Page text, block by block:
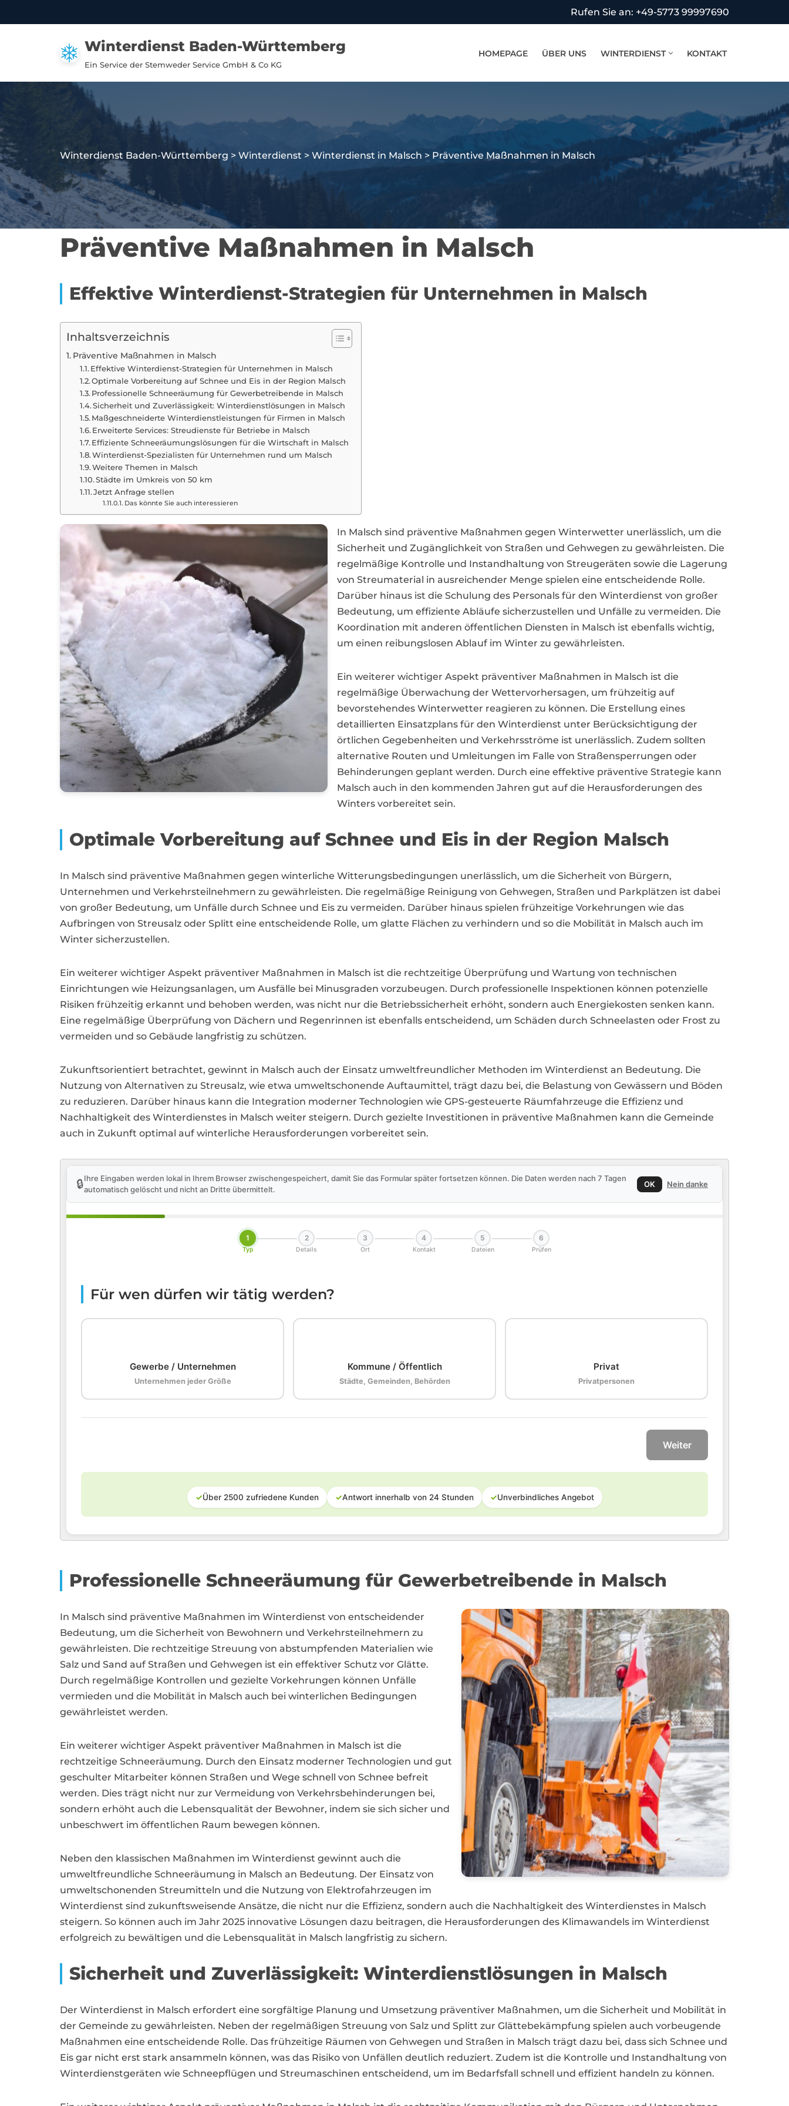
Rufen Sie an: +49-5773 99997690
Winterdienst Baden-Württemberg
Ein Service der Stemweder Service GmbH & Co KG
HOMEPAGE ÜBER UNS WINTERDIENST KONTAKT
Winterdienst Baden-Württemberg > Winterdienst > Winterdienst in Malsch > Präventive Maßnahmen in Malsch
Präventive Maßnahmen in Malsch
Effektive Winterdienst-Strategien für Unternehmen in Malsch
Inhaltsverzeichnis
Präventive Maßnahmen in Malsch
Effektive Winterdienst-Strategien für Unternehmen in Malsch
Optimale Vorbereitung auf Schnee und Eis in der Region Malsch
Professionelle Schneeräumung für Gewerbetreibende in Malsch
Sicherheit und Zuverlässigkeit: Winterdienstlösungen in Malsch
Maßgeschneiderte Winterdienstleistungen für Firmen in Malsch
Erweiterte Services: Streudienste für Betriebe in Malsch
Effiziente Schneeräumungslösungen für die Wirtschaft in Malsch
Winterdienst-Spezialisten für Unternehmen rund um Malsch
Weitere Themen in Malsch
Städte im Umkreis von 50 km
Jetzt Anfrage stellen
Das könnte Sie auch interessieren
In Malsch sind präventive Maßnahmen gegen Winterwetter unerlässlich, um die
Sicherheit und Zugänglichkeit von Straßen und Gehwegen zu gewährleisten. Die
regelmäßige Kontrolle und Instandhaltung von Streugeräten sowie die Lagerung
von Streumaterial in ausreichender Menge spielen eine entscheidende Rolle.
Darüber hinaus ist die Schulung des Personals für den Winterdienst von großer
Bedeutung, um effiziente Abläufe sicherzustellen und Unfälle zu vermeiden. Die
Koordination mit anderen öffentlichen Diensten in Malsch ist ebenfalls wichtig,
um einen reibungslosen Ablauf im Winter zu gewährleisten.
Ein weiterer wichtiger Aspekt präventiver Maßnahmen in Malsch ist die
regelmäßige Überwachung der Wettervorhersagen, um frühzeitig auf
bevorstehendes Winterwetter reagieren zu können. Die Erstellung eines
detaillierten Einsatzplans für den Winterdienst unter Berücksichtigung der
örtlichen Gegebenheiten und Verkehrsströme ist unerlässlich. Zudem sollten
alternative Routen und Umleitungen im Falle von Straßensperrungen oder
Behinderungen geplant werden. Durch eine effektive präventive Strategie kann
Malsch auch in den kommenden Jahren gut auf die Herausforderungen des
Winters vorbereitet sein.
Optimale Vorbereitung auf Schnee und Eis in der Region Malsch
In Malsch sind präventive Maßnahmen gegen winterliche Witterungsbedingungen unerlässlich, um die Sicherheit von Bürgern,
Unternehmen und Verkehrsteilnehmern zu gewährleisten. Die regelmäßige Reinigung von Gehwegen, Straßen und Parkplätzen ist dabei
von großer Bedeutung, um Unfälle durch Schnee und Eis zu vermeiden. Darüber hinaus spielen frühzeitige Vorkehrungen wie das
Aufbringen von Streusalz oder Splitt eine entscheidende Rolle, um glatte Flächen zu verhindern und so die Mobilität in Malsch auch im
Winter sicherzustellen.
Ein weiterer wichtiger Aspekt präventiver Maßnahmen in Malsch ist die rechtzeitige Überprüfung und Wartung von technischen
Einrichtungen wie Heizungsanlagen, um Ausfälle bei Minusgraden vorzubeugen. Durch professionelle Inspektionen können potenzielle
Risiken frühzeitig erkannt und behoben werden, was nicht nur die Betriebssicherheit erhöht, sondern auch Energiekosten senken kann.
Eine regelmäßige Überprüfung von Dächern und Regenrinnen ist ebenfalls entscheidend, um Schäden durch Schneelasten oder Frost zu
vermeiden und so Gebäude langfristig zu schützen.
Zukunftsorientiert betrachtet, gewinnt in Malsch auch der Einsatz umweltfreundlicher Methoden im Winterdienst an Bedeutung. Die
Nutzung von Alternativen zu Streusalz, wie etwa umweltschonende Auftaumittel, trägt dazu bei, die Belastung von Gewässern und Böden
zu reduzieren. Darüber hinaus kann die Integration moderner Technologien wie GPS-gesteuerte Räumfahrzeuge die Effizienz und
Nachhaltigkeit des Winterdienstes in Malsch weiter steigern. Durch gezielte Investitionen in präventive Maßnahmen kann die Gemeinde
auch in Zukunft optimal auf winterliche Herausforderungen vorbereitet sein.
🔒Ihre Eingaben werden lokal in Ihrem Browser zwischengespeichert, damit Sie das Formular später fortsetzen können. Die Daten werden nach 7 Tagen
automatisch gelöscht und nicht an Dritte übermittelt.
OK Nein danke
1
Typ
2
Details
3
Ort
4
Kontakt
5
Dateien
6
Prüfen
Für wen dürfen wir tätig werden?
Gewerbe / Unternehmen
Unternehmen jeder Größe
Kommune / Öffentlich
Städte, Gemeinden, Behörden
Privat
Privatpersonen
Weiter
✓Über 2500 zufriedene Kunden ✓Antwort innerhalb von 24 Stunden ✓Unverbindliches Angebot
Professionelle Schneeräumung für Gewerbetreibende in Malsch
In Malsch sind präventive Maßnahmen im Winterdienst von entscheidender
Bedeutung, um die Sicherheit von Bewohnern und Verkehrsteilnehmern zu
gewährleisten. Die rechtzeitige Streuung von abstumpfenden Materialien wie
Salz und Sand auf Straßen und Gehwegen ist ein effektiver Schutz vor Glätte.
Durch regelmäßige Kontrollen und gezielte Vorkehrungen können Unfälle
vermieden und die Mobilität in Malsch auch bei winterlichen Bedingungen
gewährleistet werden.
Ein weiterer wichtiger Aspekt präventiver Maßnahmen in Malsch ist die
rechtzeitige Schneeräumung. Durch den Einsatz moderner Technologien und gut
geschulter Mitarbeiter können Straßen und Wege schnell von Schnee befreit
werden. Dies trägt nicht nur zur Vermeidung von Verkehrsbehinderungen bei,
sondern erhöht auch die Lebensqualität der Bewohner, indem sie sich sicher und
unbeschwert im öffentlichen Raum bewegen können.
Neben den klassischen Maßnahmen im Winterdienst gewinnt auch die
umweltfreundliche Schneeräumung in Malsch an Bedeutung. Der Einsatz von
umweltschonenden Streumitteln und die Nutzung von Elektrofahrzeugen im
Winterdienst sind zukunftsweisende Ansätze, die nicht nur die Effizienz, sondern auch die Nachhaltigkeit des Winterdienstes in Malsch
steigern. So können auch im Jahr 2025 innovative Lösungen dazu beitragen, die Herausforderungen des Klimawandels im Winterdienst
erfolgreich zu bewältigen und die Lebensqualität in Malsch langfristig zu sichern.
Sicherheit und Zuverlässigkeit: Winterdienstlösungen in Malsch
Der Winterdienst in Malsch erfordert eine sorgfältige Planung und Umsetzung präventiver Maßnahmen, um die Sicherheit und Mobilität in
der Gemeinde zu gewährleisten. Neben der regelmäßigen Streuung von Salz und Splitt zur Glättebekämpfung spielen auch vorbeugende
Maßnahmen eine entscheidende Rolle. Das frühzeitige Räumen von Gehwegen und Straßen in Malsch trägt dazu bei, dass sich Schnee und
Eis gar nicht erst stark ansammeln können, was das Risiko von Unfällen deutlich reduziert. Zudem ist die Kontrolle und Instandhaltung von
Winterdienstgeräten wie Schneepflügen und Streumaschinen entscheidend, um im Bedarfsfall schnell und effizient handeln zu können.